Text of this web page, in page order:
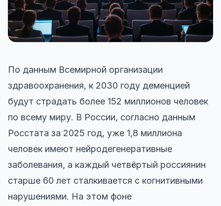
По данным Всемирной организации
здравоохранения, к 2030 году деменцией
будут страдать более 152 миллионов человек
по всему миру. В России, согласно данным
Росстата за 2025 год, уже 1,8 миллиона
человек имеют нейродегенеративные
заболевания, а каждый четвёртый россиянин
старше 60 лет сталкивается с когнитивными
нарушениями. На этом фоне